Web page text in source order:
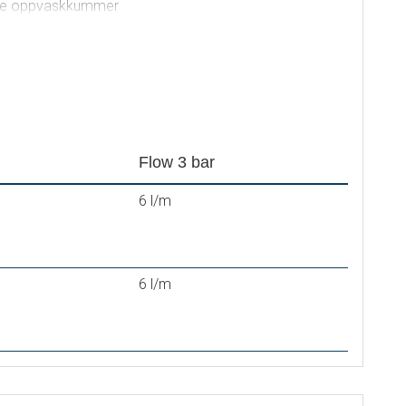
oppvaskkummer
Flow 3 bar
6 l/m
6 l/m